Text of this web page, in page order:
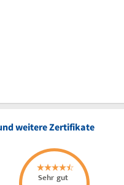
weitere Zertifikate